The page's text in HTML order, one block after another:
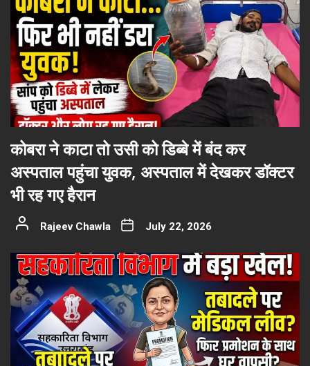
कोबरा ने काटा तो उसी को डिब्बे में बंद कर
अस्पताल पहुंचा युवक, अस्पताल में देखकर डॉक्टर
भी रह गए हैरान
Rajeev Chawla July 22, 2026